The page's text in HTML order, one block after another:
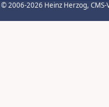
© 2006-2026 Heinz Herzog,